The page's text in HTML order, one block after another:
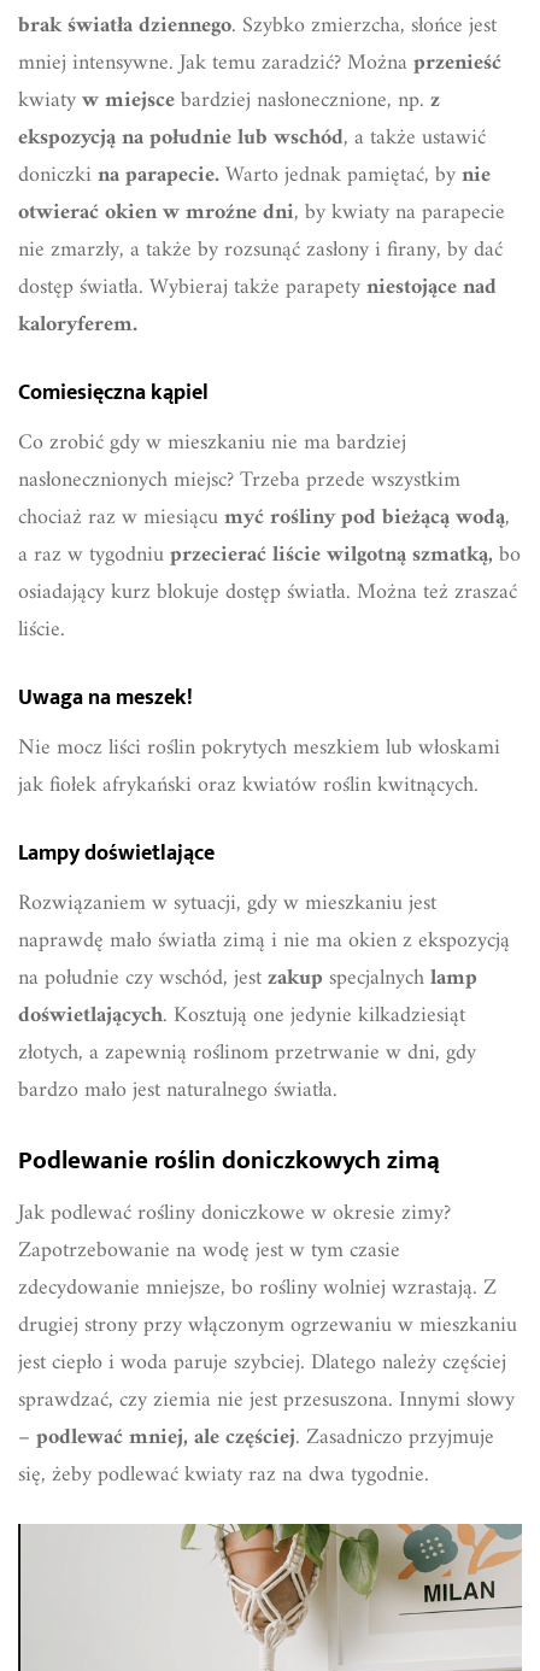
brak światła dziennego. Szybko zmierzcha, słońce jest
mniej intensywne. Jak temu zaradzić? Możnaprzenieść
kwiatyw miejscebardziej nasłonecznione, np.z
ekspozycją na południe lub wschód, a także ustawić
doniczkina parapecie.Warto jednak pamiętać, bynie
otwierać okien w mroźne dni, by kwiaty na parapecie
nie zmarzły, a także by rozsunąć zasłony i firany, by dać
dostęp światła. Wybieraj także parapetyniestojące nad
kaloryferem.
Comiesięczna kąpiel
Co zrobić gdy w mieszkaniu nie ma bardziej
nasłonecznionych miejsc? Trzeba przede wszystkim
chociaż raz w miesiącumyć rośliny pod bieżącą wodą,
a raz w tygodniuprzecierać liście wilgotną szmatką,bo
osiadający kurz blokuje dostęp światła. Można też zraszać
liście.
Uwaga na meszek!
Nie mocz liści roślin pokrytych meszkiem lub włoskami
jak fiołek afrykański oraz kwiatów roślin kwitnących.
Lampy doświetlające
Rozwiązaniem w sytuacji, gdy w mieszkaniu jest
naprawdę mało światła zimą i nie ma okien z ekspozycją
na południe czy wschód, jestzakupspecjalnychlamp
doświetlających. Kosztują one jedynie kilkadziesiąt
złotych, a zapewnią roślinom przetrwanie w dni, gdy
bardzo mało jest naturalnego światła.
Podlewanie roślin doniczkowych zimą
Jak podlewać rośliny doniczkowe w okresie zimy?
Zapotrzebowanie na wodę jest w tym czasie
zdecydowanie mniejsze, bo rośliny wolniej wzrastają. Z
drugiej strony przy włączonym ogrzewaniu w mieszkaniu
jest ciepło i woda paruje szybciej. Dlatego należy częściej
sprawdzać, czy ziemia nie jest przesuszona. Innymi słowy
–podlewać mniej, ale częściej. Zasadniczo przyjmuje
się, żeby podlewać kwiaty raz na dwa tygodnie.